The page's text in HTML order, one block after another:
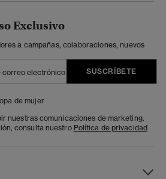
Exclusivo
a campañas, colaboraciones, nuevos
SUSCRÍBETE
de mujer
nuestras comunicaciones de marketing.
consulta nuestro Política de privacidad